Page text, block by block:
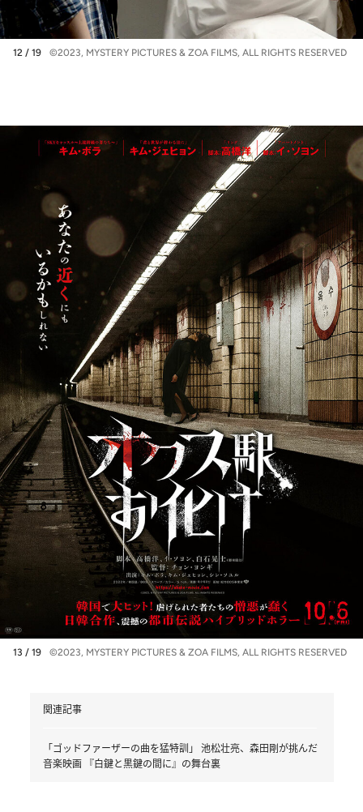
12 / 19 ©2023, MYSTERY PICTURES & ZOA FILMS, ALL RIGHTS RESERVED
13 / 19 ©2023, MYSTERY PICTURES & ZOA FILMS, ALL RIGHTS RESERVED
関連記事
「ゴッドファーザーの曲を猛特訓」 池松壮亮、森田剛が挑んだ
音楽映画 『白鍵と黒鍵の間に』の舞台裏